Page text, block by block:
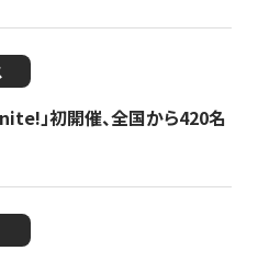
」初開催、全国から420名